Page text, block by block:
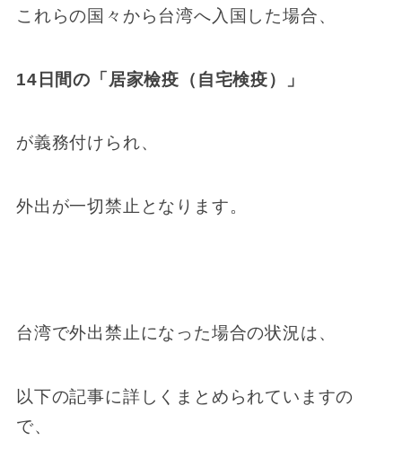
これらの国々から台湾へ入国した場合、
14日間の「居家檢疫（自宅検疫）」
が義務付けられ、
外出が一切禁止となります。
台湾で外出禁止になった場合の状況は、
以下の記事に詳しくまとめられていますの
で、